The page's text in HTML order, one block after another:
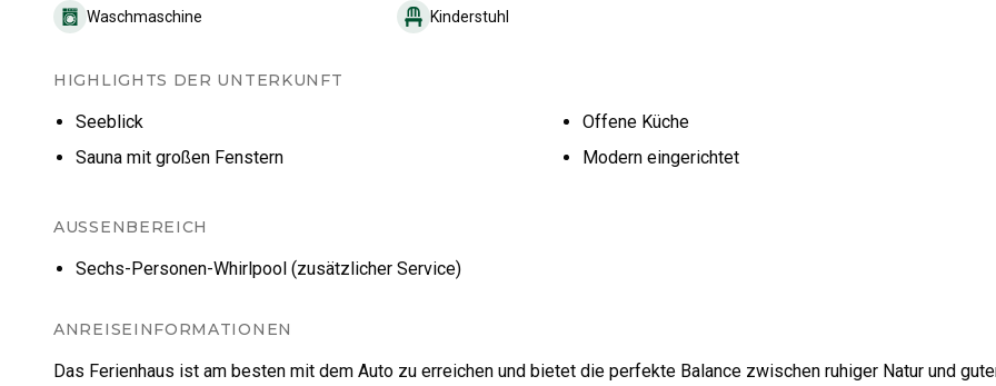
Waschmaschine Kinderstuhl
HIGHLIGHTS DER UNTERKUNFT
Seeblick
Sauna mit großen Fenstern
Offene Küche
Modern eingerichtet
AUSSENBEREICH
Sechs-Personen-Whirlpool (zusätzlicher Service)
ANREISEINFORMATIONEN
Das Ferienhaus ist am besten mit dem Auto zu erreichen und bietet die perfekte Balance zwischen ruhiger Natur und